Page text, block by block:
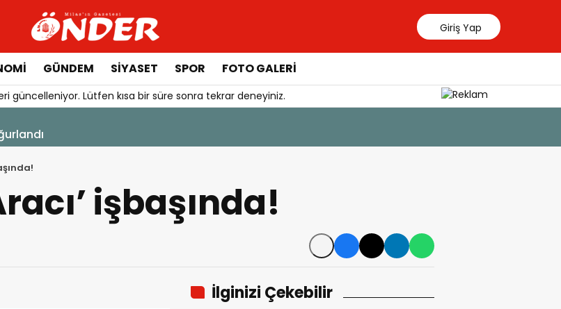
Giriş Yap
GÜNDEM SİYASET SPOR FOTO GALERİ
güncelleniyor. Lütfen kısa bir süre sonra tekrar deneyiniz.
işbaşında!
İlginizi Çekebilir